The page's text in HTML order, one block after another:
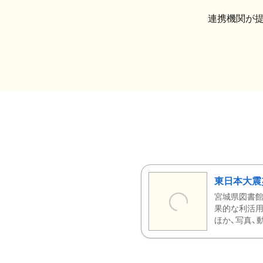
連携機関が
東日本大
宮城県図書
果的な利活
ほか、写真、